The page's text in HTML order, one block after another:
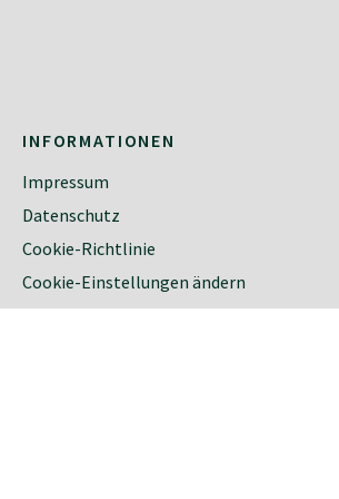
INFORMATIONEN
Impressum
Datenschutz
Cookie-Richtlinie
Cookie-Einstellungen ändern